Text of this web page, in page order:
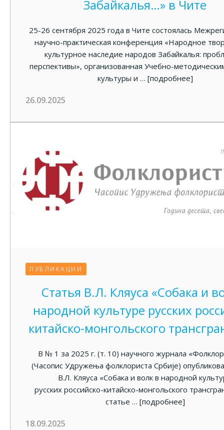
Забайкалья…» в Чите
25-26 сентября 2025 года в Чите состоялась
научно-практическая конференция «Народное
культурное наследие народов Забайкалья:
перспективы», организованная Учебно-
культуры и … [подробнее]
26.09.2025
ПУБЛИКАЦИИ
Статья В.Л. Кляуса «Собака и
народной культуре русских
китайско-монгольского
В № 1 за 2025 г. (т. 10) научного журнала
(Часопис Удружења фолклориста Србије)
В.Л. Кляуса «Собака и волк в народной
русских российско-китайско-монгольского
статье … [подробнее]
18.09.2025